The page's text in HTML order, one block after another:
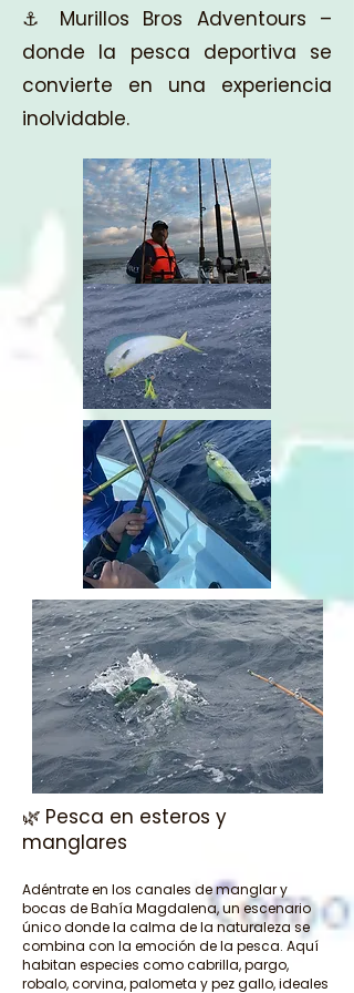
⚓ Murillos Bros Adventours –
donde la pesca deportiva se
convierte en una experiencia
inolvidable.
🌿 Pesca en esteros y
manglares
Adéntrate en los canales de manglar y
bocas de Bahía Magdalena, un escenario
único donde la calma de la naturaleza se
combina con la emoción de la pesca. Aquí
habitan especies como cabrilla, pargo,
robalo, corvina, palometa y pez gallo, ideales